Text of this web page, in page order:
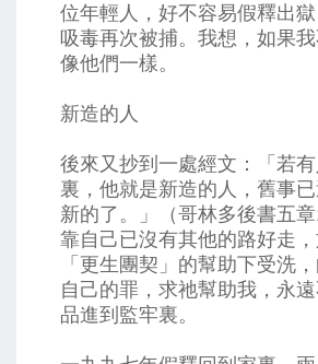
位年輕人，好不容易假釋出
吸毒再次被捕。我想，如果
像他們一樣。
新造的人
後來又抄到一處經文：「若
裏，他就是新造的人，舊事
新的了。」（哥林多後書五
靠自己已沒有其他的路好走
「更生團契」的幫助下受洗
自己的罪，求祂幫助我，永
品進到監牢裏。